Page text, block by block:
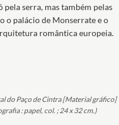
serra, mas também pelas
o palácio de Monserrate e o
romântica europeia.
do Paço de Cintra [Material gráfico]
: papel, col. ; 24 x 32 cm.)